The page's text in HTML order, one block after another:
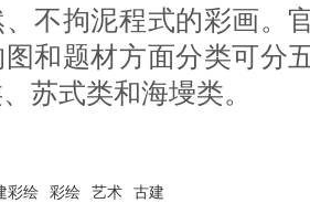
不拘泥程式的彩画。
和题材方面分类可分
苏式类和海墁类。
彩绘 彩绘 艺术 古建